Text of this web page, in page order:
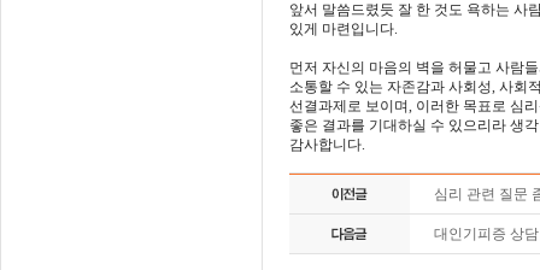
앞서 말씀드렸듯 잘 한 것도 욕하는 사
있게 마련입니다.
먼저 자신의 마음의 벽을 허물고 사람
소통할 수 있는 자존감과 사회성, 사회
선결과제로 보이며, 이러한 목표로 심
좋은 결과를 기대하실 수 있으리라 생
감사합니다.
심리 관련 질문
대인기피증 상